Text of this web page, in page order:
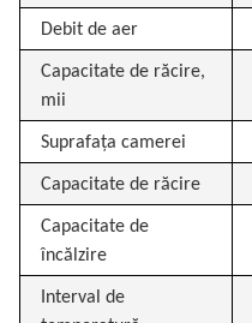
Debit de aer
Capacitate de răcire,
mii
Suprafața camerei
Capacitate de răcire
Capacitate de
încălzire
Interval de